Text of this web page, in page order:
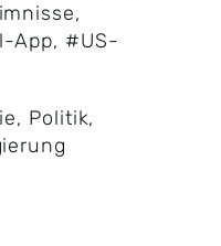
,
App, #US-
, Politik,